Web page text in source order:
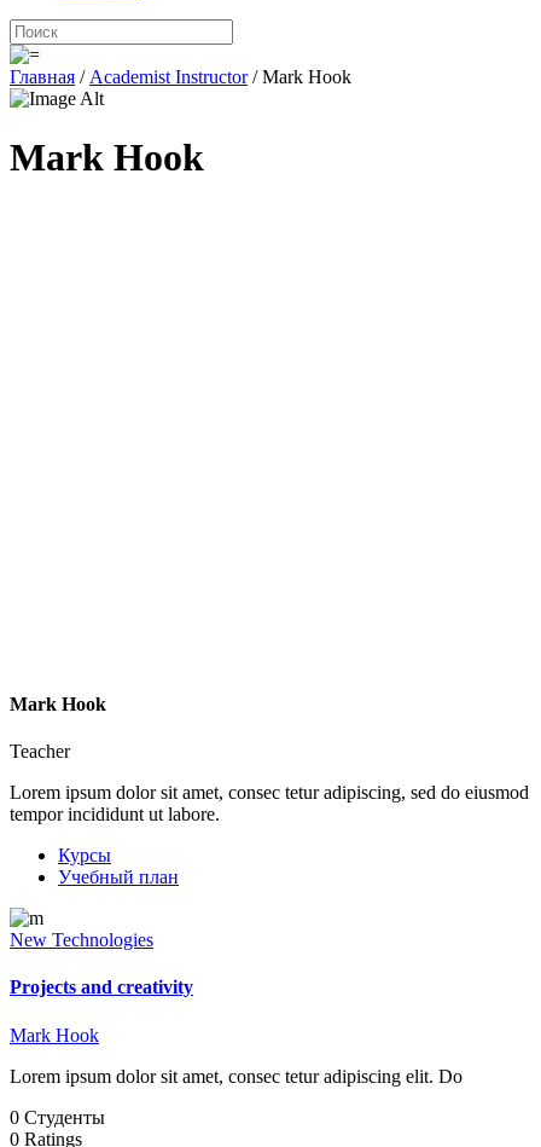
Главная / Academist Instructor/Mark Hook
Mark Hook
Mark Hook
Teacher
Lorem ipsum dolor sit amet, consec tetur adipiscing, sed do eiusmod
tempor incididunt ut labore.
Курсы
Учебный план
New Technologies
Projects and creativity
Mark Hook
Lorem ipsum dolor sit amet, consec tetur adipiscing elit. Do
0 Студенты
0 Ratings